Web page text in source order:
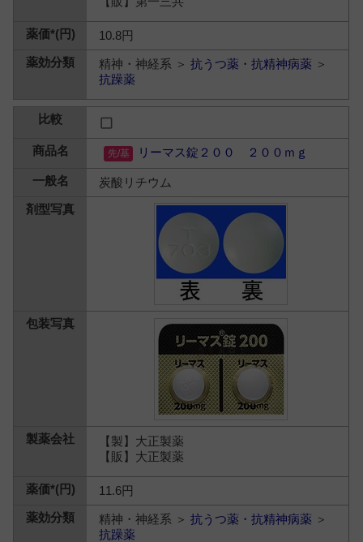
10.8円
精神・神経系 ＞抗うつ薬・抗精神病薬 ＞
抗躁薬
リーマス錠２００ ２００ｍｇ
炭酸リチウム
【製】大正製薬
【販】大正製薬
11.6円
精神・神経系 ＞抗うつ薬・抗精神病薬 ＞
抗躁薬